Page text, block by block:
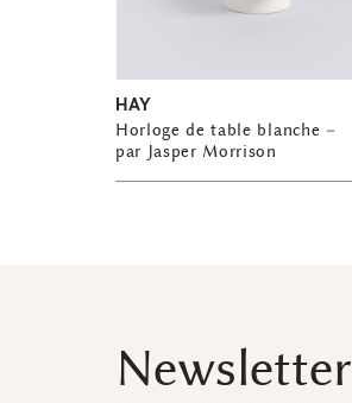
HAY
Horloge de table blanche –
par Jasper Morrison
Newsletter